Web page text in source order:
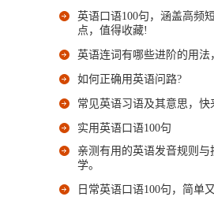
英语口语100句，涵盖高频
点，值得收藏!
英语连词有哪些进阶的用法
如何正确用英语问路?
常见英语习语及其意思，快
实用英语口语100句
亲测有用的英语发音规则与
学。
日常英语口语100句，简单又